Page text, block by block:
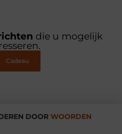
die u mogelijk
Cadeau
DOOR WOORDEN